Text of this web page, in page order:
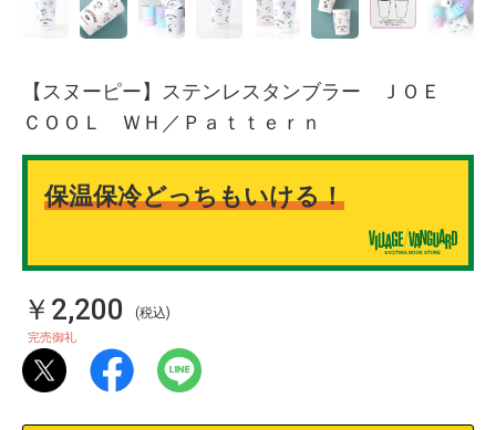
【スヌーピー】ステンレスタンブラー ＪＯＥ
ＣＯＯＬ ＷＨ／Ｐａｔｔｅｒｎ
保温保冷どっちもいける！
￥2,200 (税込)
完売御礼